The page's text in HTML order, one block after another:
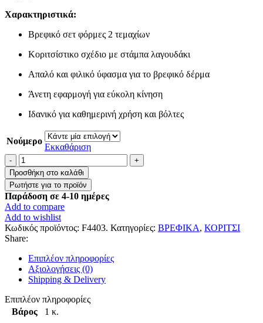
Χαρακτηριστικά:
Βρεφικό σετ φόρμες 2 τεμαχίων
Κοριτσίστικο σχέδιο με στάμπα λαγουδάκι
Απαλό και φιλικό ύφασμα για το βρεφικό δέρμα
Άνετη εφαρμογή για εύκολη κίνηση
Ιδανικό για καθημερινή χρήση και βόλτες
Νούμερο
Εκκαθάριση
Βρεφικό
Σετ
Φόρμες
"Λαγουδάκι"
ποσότητα
Προσθήκη στο καλάθι
Παράδοση σε 4-10 ημέρες
Add to compare
Add to wishlist
Κωδικός προϊόντος: F4403. Κατηγορίες: ΒΡΕΦΙΚΑ, ΚΟΡΙΤΣΙ
Share:
Επιπλέον πληροφορίες
Αξιολογήσεις (0)
Shipping & Delivery
Επιπλέον πληροφορίες
Βάρος
1 κ.